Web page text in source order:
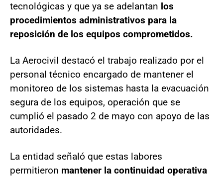
tecnológicas y que ya se adelantan los
procedimientos administrativos para la
reposición de los equipos comprometidos.
La Aerocivil destacó el trabajo realizado por el
personal técnico encargado de mantener el
monitoreo de los sistemas hasta la evacuación
segura de los equipos, operación que se
cumplió el pasado 2 de mayo con apoyo de las
autoridades.
La entidad señaló que estas labores
permitieron mantener la continuidad operativa